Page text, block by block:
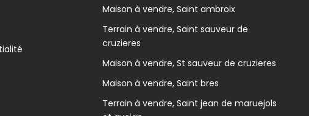
Maison à vendre, Saint ambroix
Terrain à vendre, Saint sauveur de
cruzieres
Maison à vendre, St sauveur de cruzieres
Maison à vendre, Saint bres
Terrain à vendre, Saint jean de maruejols